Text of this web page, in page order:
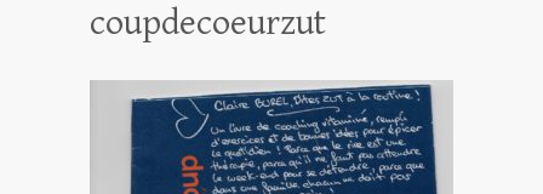
coupdecoeurzut